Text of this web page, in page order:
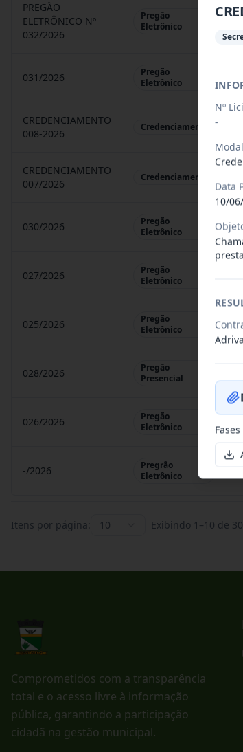
PREGÃO
ELETRÔNICO Nº
032/2026
Pregão
Eletrônico
031/2026
Pregão
Eletrônico
CREDENCIAMENTO
008-2026
Credenciamento
CREDENCIAMENTO
007/2026
Credenciamento
030/2026
Pregão
Eletrônico
027/2026
Pregão
Eletrônico
025/2026
Pregão
Eletrônico
028/2026
Pregão
Presencial
026/2026
Pregão
Eletrônico
-/2026
Pregrão
Eletrônico
Itens por página: 10 Exibindo 1 –10 de
Comprometidos com a transparência
total e o acesso livre à informação
pública, garantindo a participação
cidadã na gestão municipal.
Nº
-
Data
10/